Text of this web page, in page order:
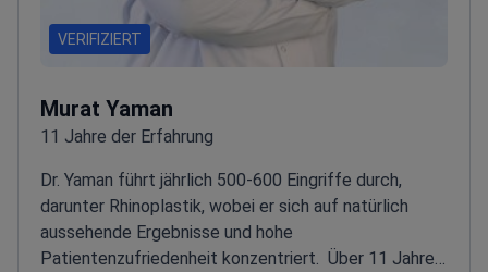
VERIFIZIERT
Murat Yaman
11 Jahre der Erfahrung
Dr. Yaman führt jährlich 500-600 Eingriffe durch,
darunter Rhinoplastik, wobei er sich auf natürlich
aussehende Ergebnisse und hohe
Patientenzufriedenheit konzentriert.
Über 11 Jahre